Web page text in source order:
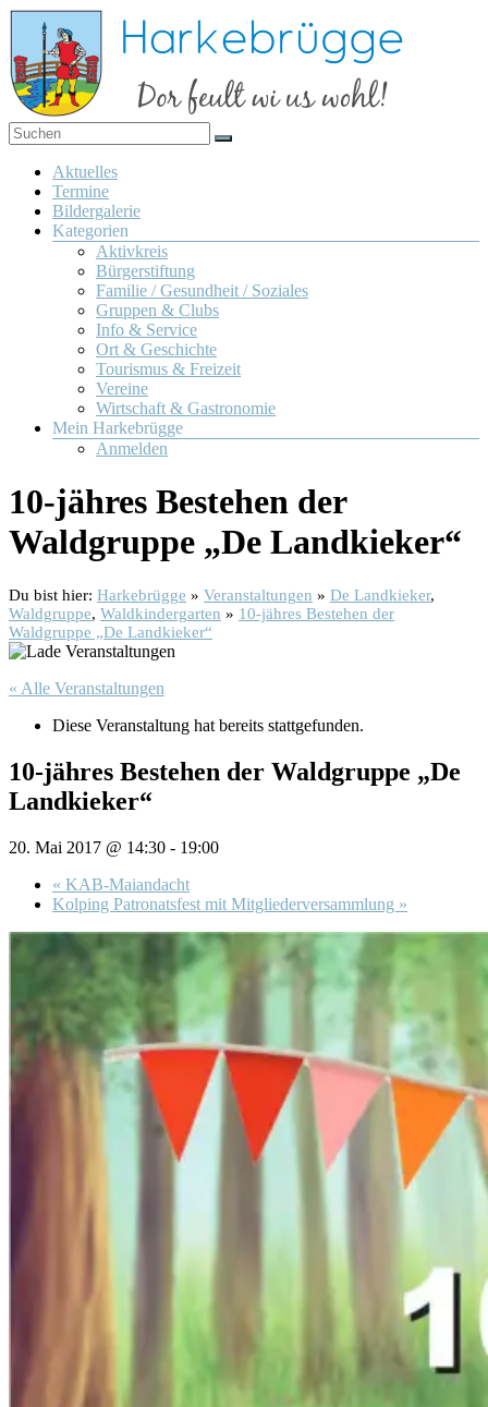
Zum
Inhalt
springen
Harkebrügge
Dor
feult
wi us
wohl!
Menü
Aktuelles
Termine
Bildergalerie
Kategorien
Aktivkreis
Bürgerstiftung
Familie / Gesundheit / Soziales
Gruppen & Clubs
Info & Service
Ort & Geschichte
Tourismus & Freizeit
Vereine
Wirtschaft & Gastronomie
Mein Harkebrügge
Anmelden
10-jähres Bestehen der
Waldgruppe „De Landkieker“
Du bist hier: Harkebrügge » Veranstaltungen » De Landkieker,
Waldgruppe, Waldkindergarten » 10-jähres Bestehen der
Waldgruppe „De Landkieker“
« Alle Veranstaltungen
Diese Veranstaltung hat bereits stattgefunden.
10-jähres Bestehen der Waldgruppe „De
Landkieker“
20. Mai 2017 @ 14:30 - 19:00
« KAB-Maiandacht
Kolping Patronatsfest mit Mitgliederversammlung »